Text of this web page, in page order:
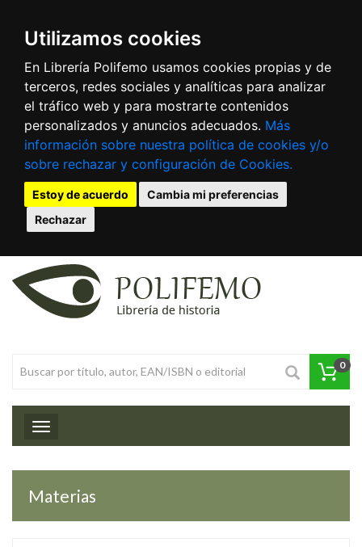
Utilizamos cookies
En Librería Polifemo usamos cookies propias y de
terceros, redes sociales y analíticas para analizar
el tráfico web y para mostrarte contenidos
personalizados y anuncios adecuados. Más
información sobre nuestra política de cookies y/o
sobre rechazar y configuración de Cookies.
Estoy de acuerdo
Cambia mi preferencias
Rechazar
0
Toggle navigation
Materias